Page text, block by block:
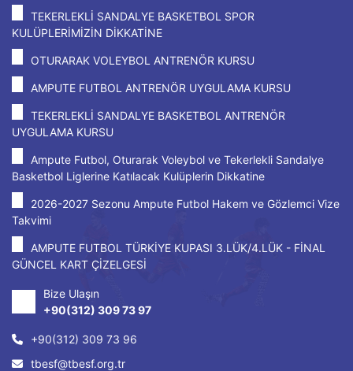
TEKERLEKLİ SANDALYE BASKETBOL SPOR
KULÜPLERİMİZİN DİKKATİNE
OTURARAK VOLEYBOL ANTRENÖR KURSU
AMPUTE FUTBOL ANTRENÖR UYGULAMA KURSU
TEKERLEKLİ SANDALYE BASKETBOL ANTRENÖR
UYGULAMA KURSU
Ampute Futbol, Oturarak Voleybol ve Tekerlekli Sandalye
Basketbol Liglerine Katılacak Kulüplerin Dikkatine
2026-2027 Sezonu Ampute Futbol Hakem ve Gözlemci Vize
Takvimi
AMPUTE FUTBOL TÜRKİYE KUPASI 3.LÜK/4.LÜK - FİNAL
GÜNCEL KART ÇİZELGESİ
Bize Ulaşın
+90(312) 309 73 97
+90(312) 309 73 96
tbesf@tbesf.org.tr